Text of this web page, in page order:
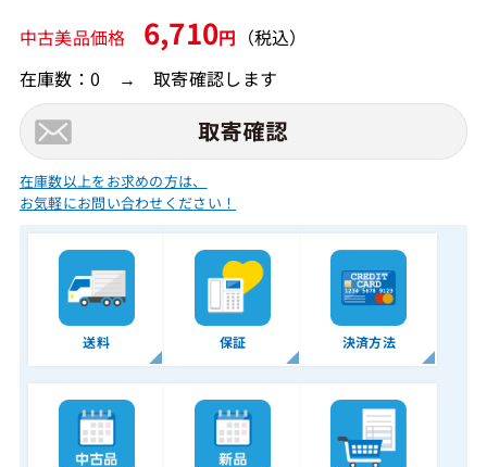
中古美品価格 6,710円 （税込）
在庫数：0 → 取寄確認します
在庫数以上をお求めの方は、
お気軽にお問い合わせください！
送料 保証 決済方法